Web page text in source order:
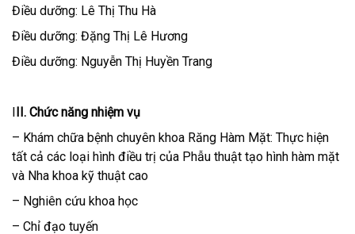
Điều dưỡng: Lê Thị Thu Hà
Điều dưỡng: Đặng Thị Lê Hương
Điều dưỡng: Nguyễn Thị Huyền Trang
III. Chức năng nhiệm vụ
– Khám chữa bệnh chuyên khoa Răng Hàm Mặt: Thực hiện
tất cả các loại hình điều trị của Phẫu thuật tạo hình hàm mặt
và Nha khoa kỹ thuật cao
– Nghiên cứu khoa học
– Chỉ đạo tuyến